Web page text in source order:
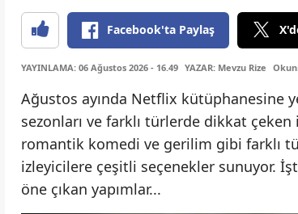
Facebook'ta Paylaş
YAYINLAMA: 06 Ağustos 2026 - 16.49 YAZAR: Mevzu Rize
Ağustos ayında Netflix kütüphanesine
sezonları ve farklı türlerde dikkat
romantik komedi ve gerilim gibi farklı
izleyicilere çeşitli seçenekler sunuyor.
öne çıkan yapımlar...